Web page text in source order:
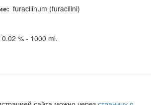
furacilinum (furacilini)
% - 1000 ml.